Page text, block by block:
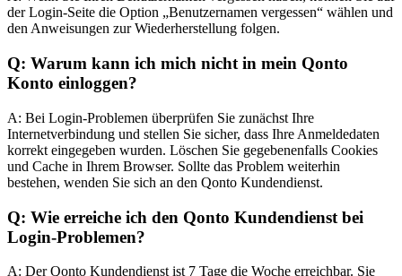
der Login-Seite die Option „Benutzernamen vergessen“ wählen und
den Anweisungen zur Wiederherstellung folgen.
Q: Warum kann ich mich nicht in mein Qonto
Konto einloggen?
A: Bei Login-Problemen überprüfen Sie zunächst Ihre
Internetverbindung und stellen Sie sicher, dass Ihre Anmeldedaten
korrekt eingegeben wurden. Löschen Sie gegebenenfalls Cookies
und Cache in Ihrem Browser. Sollte das Problem weiterhin
bestehen, wenden Sie sich an den Qonto Kundendienst.
Q: Wie erreiche ich den Qonto Kundendienst bei
Login-Problemen?
A: Der Qonto Kundendienst ist 7 Tage die Woche erreichbar. Sie